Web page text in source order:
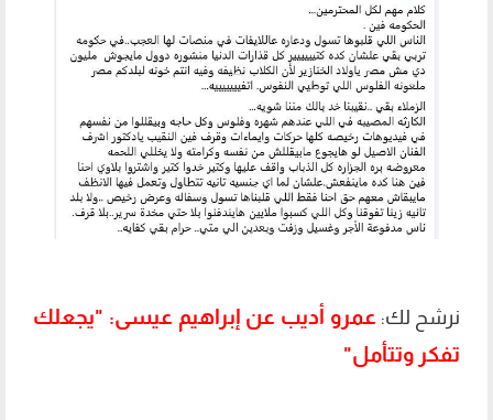
نرشح لك: عمرو أديب عن إبراهيم عيسى: "يجعلك
تفكر وتتأمل"